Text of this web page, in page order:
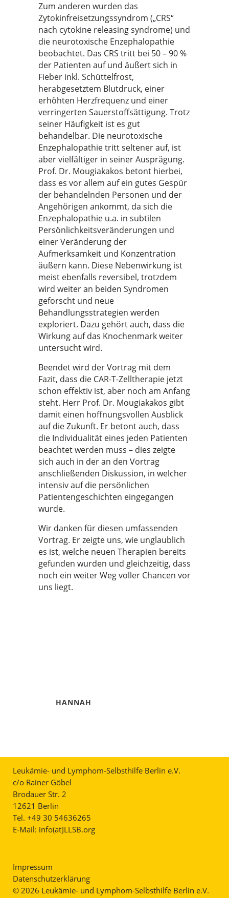
Zum anderen wurden das
Zytokinfreisetzungssyndrom („CRS“
nach cytokine releasing syndrome) und
die neurotoxische Enzephalopathie
beobachtet. Das CRS tritt bei 50 – 90 %
der Patienten auf und äußert sich in
Fieber inkl. Schüttelfrost,
herabgesetztem Blutdruck, einer
erhöhten Herzfrequenz und einer
verringerten Sauerstoffsättigung. Trotz
seiner Häufigkeit ist es gut
behandelbar. Die neurotoxische
Enzephalopathie tritt seltener auf, ist
aber vielfältiger in seiner Ausprägung.
Prof. Dr. Mougiakakos betont hierbei,
dass es vor allem auf ein gutes Gespür
der behandelnden Personen und der
Angehörigen ankommt, da sich die
Enzephalopathie u.a. in subtilen
Persönlichkeitsveränderungen und
einer Veränderung der
Aufmerksamkeit und Konzentration
äußern kann. Diese Nebenwirkung ist
meist ebenfalls reversibel, trotzdem
wird weiter an beiden Syndromen
geforscht und neue
Behandlungsstrategien werden
exploriert. Dazu gehört auch, dass die
Wirkung auf das Knochenmark weiter
untersucht wird.
Beendet wird der Vortrag mit dem
Fazit, dass die CAR-T-Zelltherapie jetzt
schon effektiv ist, aber noch am Anfang
steht. Herr Prof. Dr. Mougiakakos gibt
damit einen hoffnungsvollen Ausblick
auf die Zukunft. Er betont auch, dass
die Individualität eines jeden Patienten
beachtet werden muss – dies zeigte
sich auch in der an den Vortrag
anschließenden Diskussion, in welcher
intensiv auf die persönlichen
Patientengeschichten eingegangen
wurde.
Wir danken für diesen umfassenden
Vortrag. Er zeigte uns, wie unglaublich
es ist, welche neuen Therapien bereits
gefunden wurden und gleichzeitig, dass
noch ein weiter Weg voller Chancen vor
uns liegt.
HANNAH
Leukämie- und Lymphom-Selbsthilfe Berlin e.V.
c/o Rainer Göbel
Brodauer Str. 2
12621 Berlin
Tel. +49 30 54636265
E-Mail: info(at]LLSB.org
Impressum
Datenschutzerklärung
© 2026 Leukämie- und Lymphom-Selbsthilfe Berlin e.V.